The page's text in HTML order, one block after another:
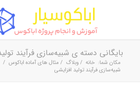
بایگانی دسته ی شبیه‌سازی فرآیند
مکان شما: خانه / وبلاگ / مثال های آماده اباکوس /
شبیه‌سازی فرآیند تولید افزایشی